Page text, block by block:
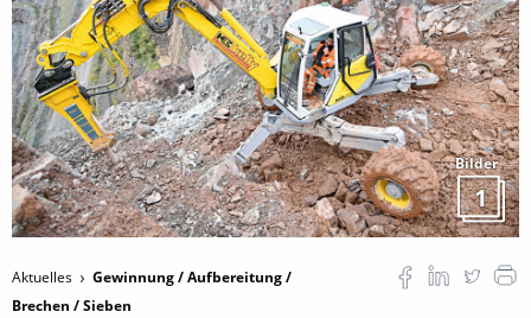
Bilder
1
Aktuelles
Gewinnung / Aufbereitung /
Brechen / Sieben